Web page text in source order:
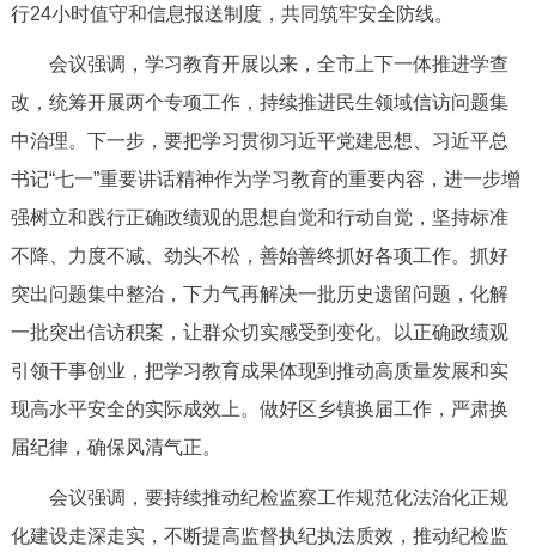
行24小时值守和信息报送制度，共同筑牢安全防线。
会议强调，学习教育开展以来，全市上下一体推进学查
改，统筹开展两个专项工作，持续推进民生领域信访问题集
中治理。下一步，要把学习贯彻习近平党建思想、习近平总
书记“七一”重要讲话精神作为学习教育的重要内容，进一步增
强树立和践行正确政绩观的思想自觉和行动自觉，坚持标准
不降、力度不减、劲头不松，善始善终抓好各项工作。抓好
突出问题集中整治，下力气再解决一批历史遗留问题，化解
一批突出信访积案，让群众切实感受到变化。以正确政绩观
引领干事创业，把学习教育成果体现到推动高质量发展和实
现高水平安全的实际成效上。做好区乡镇换届工作，严肃换
届纪律，确保风清气正。
会议强调，要持续推动纪检监察工作规范化法治化正规
化建设走深走实，不断提高监督执纪执法质效，推动纪检监